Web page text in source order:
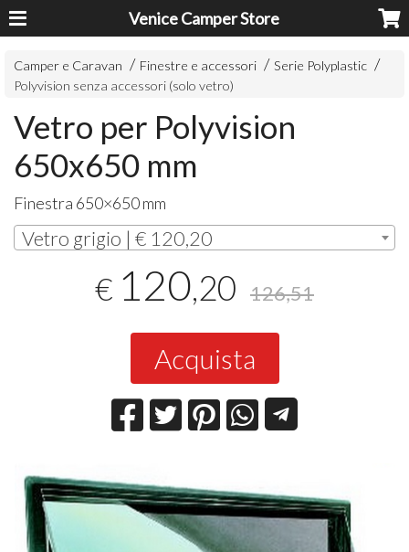
Venice Camper Store
Camper e Caravan Finestre e accessori
Serie Polyplastic
Polyvision senza accessori (solo vetro)
Vetro per Polyvision
650x650 mm
Finestra 650×650 mm
Vetro grigio | € 120,20
€ 120,20 126,51
Acquista